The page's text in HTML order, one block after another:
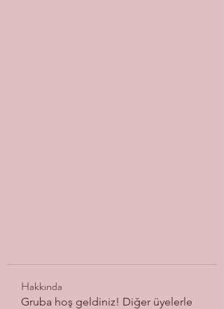
Hakkında
Gruba hoş geldiniz! Diğer üyelerle